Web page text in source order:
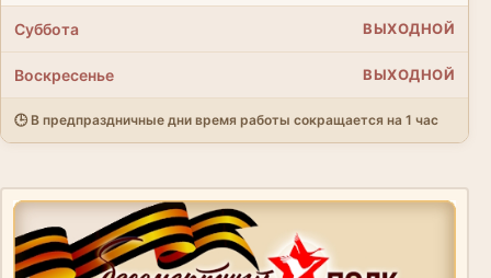
Суббота ВЫХОДНОЙ
Воскресенье ВЫХОДНОЙ
🕒 В предпраздничные дни время работы сокращается на 1 час